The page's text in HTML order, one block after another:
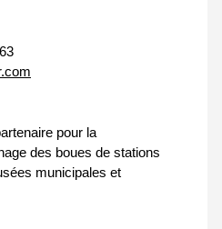
pour la
des boues de stations
municipales et